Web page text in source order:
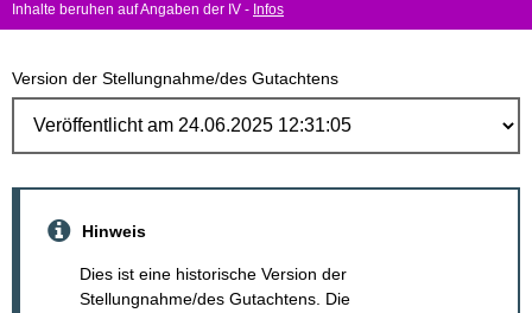
Inhalte beruhen auf Angaben der IV - Infos
Version der Stellungnahme/des Gutachtens
Hinweis
Dies ist eine historische Version der
Stellungnahme/des Gutachtens. Die